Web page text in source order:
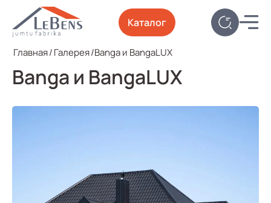
Каталог
Главная/Галерея/Banga и BangaLUX
Banga и BangaLUX